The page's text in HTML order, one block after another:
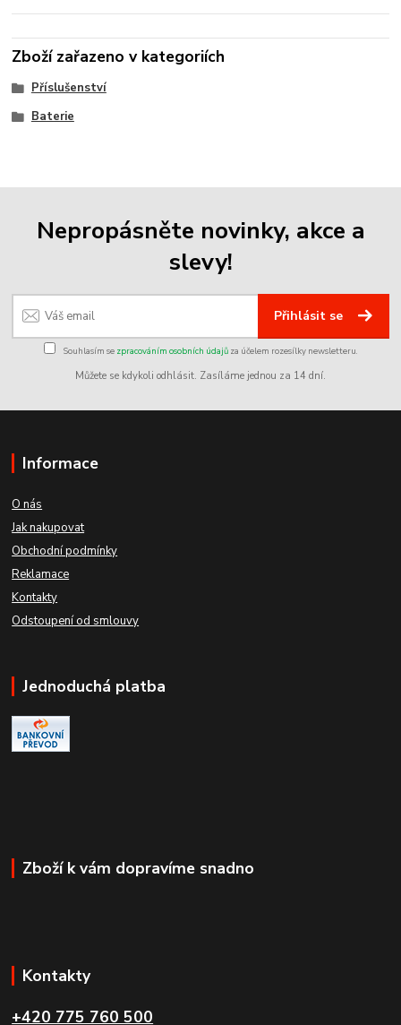
Zboží zařazeno v kategoriích
Příslušenství
Baterie
Nepropásněte novinky, akce a
slevy!
Přihlásit se
Souhlasím se zpracováním osobních údajůza účelem rozesílky newsletteru.
Můžete se kdykoli odhlásit. Zasíláme jednou za 14 dní.
Informace
O nás
Jak nakupovat
Obchodní podmínky
Reklamace
Kontakty
Odstoupení od smlouvy
Jednoduchá platba
Zboží k vám dopravíme snadno
Kontakty
+420 775 760 500